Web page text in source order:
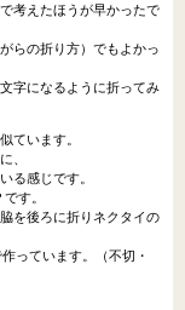
考えたほうが早かったで
らの折り方）でもよかっ
字になるように折ってみ
ています。
、
る感じです。
す。
を後ろに折りネクタイの
っています。（不切・